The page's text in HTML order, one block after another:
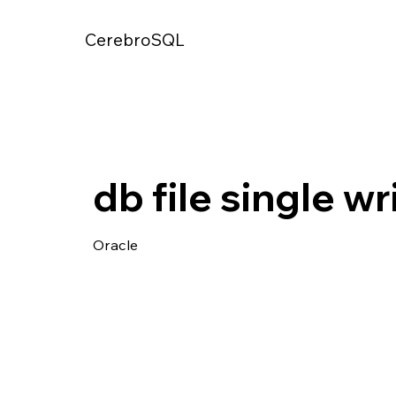
CerebroSQL
db file single
Oracle